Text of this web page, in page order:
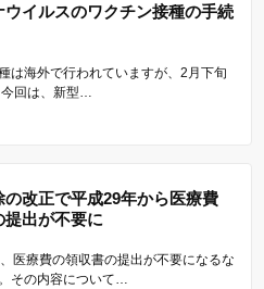
ウイルスのワクチン接種の手続
は海外で行われていますが、2月下旬
回は、新型…
の改正で平成29年から医療費
提出が不要に
医療費の領収書の提出が不要になるな
その内容について…